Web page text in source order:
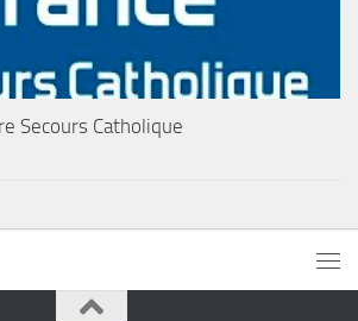
Secours Catholique